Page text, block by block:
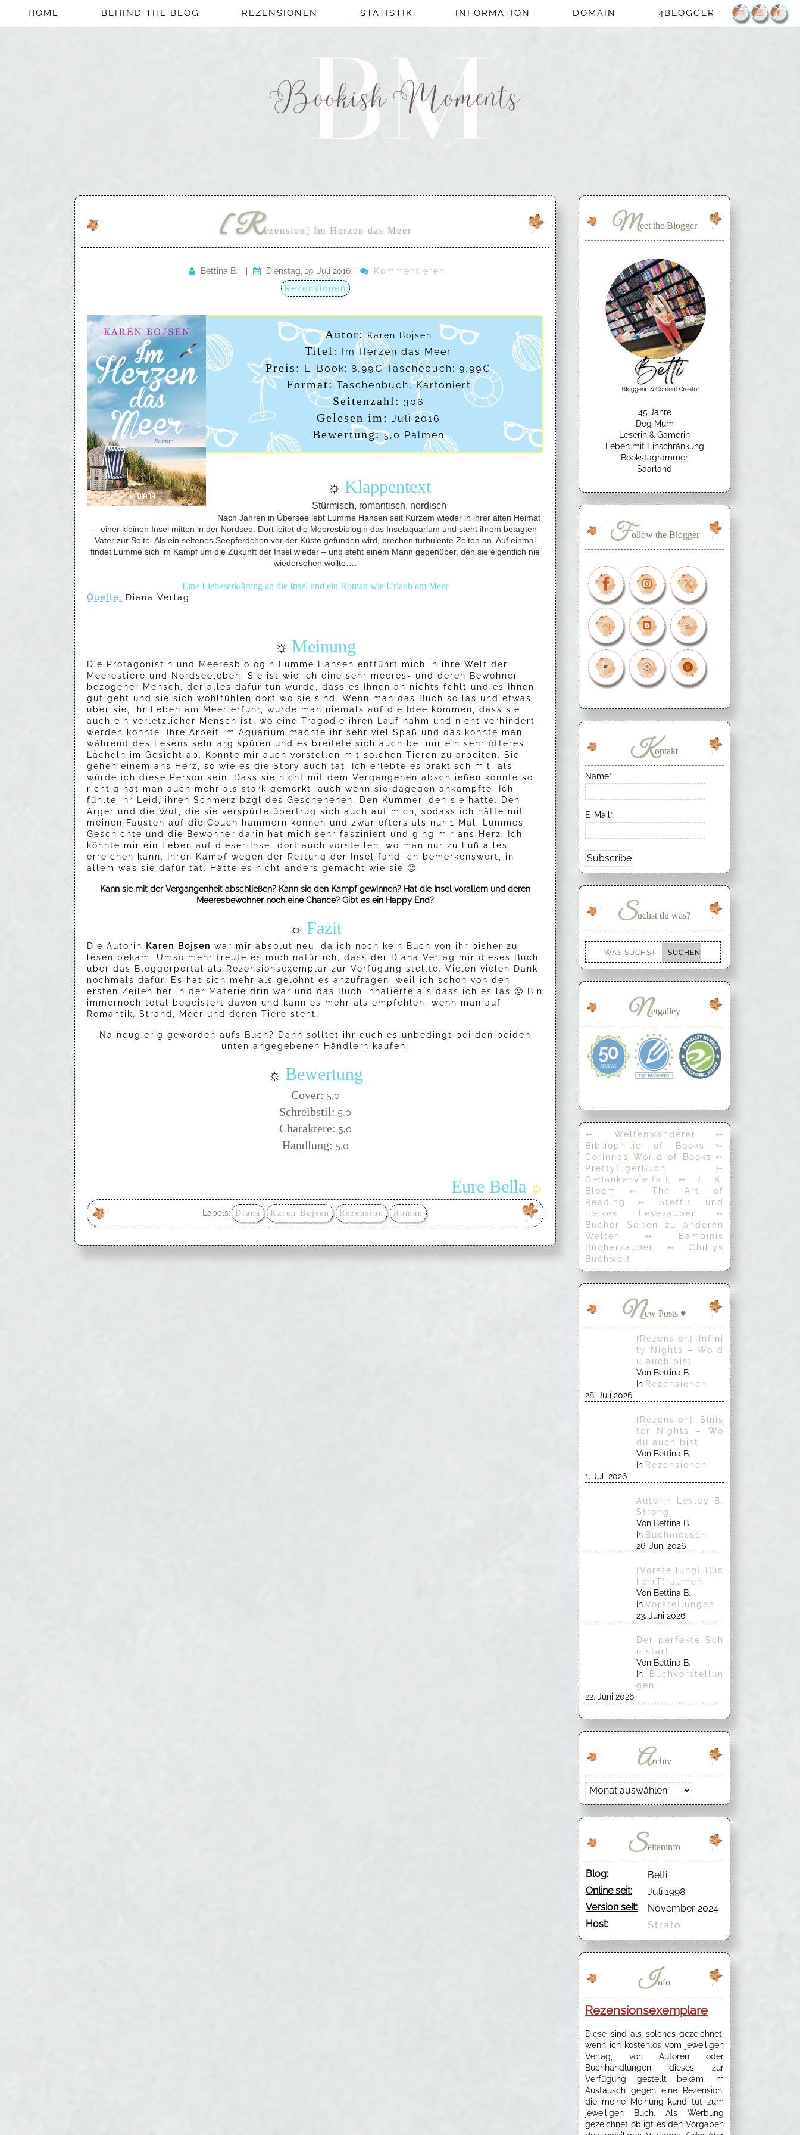
HOME BEHIND THE BLOG REZENSIONEN STATISTIK INFORMATION DOMAIN 4BLOGGER
[Rezension] Im Herzen das Meer
Bettina B. Dienstag, 19. Juli 2016
Kommentieren
Rezensionen
Autor: Karen Bojsen
Titel: Im Herzen das Meer
Preis: E-Book: 8,99€ Taschebuch: 9,99€
Format: Taschenbuch, Kartoniert
Seitenzahl: 306
Gelesen im: Juli 2016
Bewertung:5,0 Palmen
☼ Klappentext
Stürmisch, romantisch, nordisch
Nach Jahren in Übersee lebt Lumme Hansen seit Kurzem wieder in ihrer alten Heimat
– einer kleinen Insel mitten in der Nordsee. Dort leitet die Meeresbiologin das Inselaquarium und steht ihrem betagten
Vater zur Seite. Als ein seltenes Seepferdchen vor der Küste gefunden wird, brechen turbulente Zeiten an. Auf einmal
findet Lumme sich im Kampf um die Zukunft der Insel wieder – und steht einem Mann gegenüber, den sie eigentlich nie
wiedersehen wollte….
Eine Liebeserklärung an die Insel und ein Roman wie Urlaub am Meer
Quelle: Diana Verlag
☼ Meinung
Die Protagonistin und Meeresbiologin Lumme Hansen entführt mich in ihre Welt der
Meerestiere und Nordseeleben. Sie ist wie ich eine sehr meeres- und deren Bewohner
bezogener Mensch, der alles dafür tun würde, dass es Ihnen an nichts fehlt und es Ihnen
gut geht und sie sich wohlfühlen dort wo sie sind. Wenn man das Buch so las und etwas
über sie, ihr Leben am Meer erfuhr, würde man niemals auf die Idee kommen, dass sie
auch ein verletzlicher Mensch ist, wo eine Tragödie ihren Lauf nahm und nicht verhindert
werden konnte. Ihre Arbeit im Aquarium machte ihr sehr viel Spaß und das konnte man
während des Lesens sehr arg spüren und es breitete sich auch bei mir ein sehr öfteres
Lächeln im Gesicht ab. Könnte mir auch vorstellen mit solchen Tieren zu arbeiten. Sie
gehen einem ans Herz, so wie es die Story auch tat. Ich erlebte es praktisch mit, als
würde ich diese Person sein. Dass sie nicht mit dem Vergangenen abschließen konnte so
richtig hat man auch mehr als stark gemerkt, auch wenn sie dagegen ankämpfte. Ich
fühlte ihr Leid, ihren Schmerz bzgl des Geschehenen. Den Kummer, den sie hatte. Den
Ärger und die Wut, die sie verspürte übertrug sich auch auf mich, sodass ich hätte mit
meinen Fäusten auf die Couch hämmern können und zwar öfters als nur 1 Mal. Lummes
Geschichte und die Bewohner darin hat mich sehr fasziniert und ging mir ans Herz. Ich
könnte mir ein Leben auf dieser Insel dort auch vorstellen, wo man nur zu Fuß alles
erreichen kann. Ihren Kampf wegen der Rettung der Insel fand ich bemerkenswert, in
allem was sie dafür tat. Hätte es nicht anders gemacht wie sie 🙂
Kann sie mit der Vergangenheit abschließen? Kann sie den Kampf gewinnen? Hat die Insel vorallem und deren
Meeresbewohner noch eine Chance? Gibt es ein Happy End?
☼ Fazit
Die Autorin Karen Bojsen war mir absolut neu, da ich noch kein Buch von ihr bisher zu
lesen bekam. Umso mehr freute es mich natürlich, dass der Diana Verlag mir dieses Buch
über das Bloggerportal als Rezensionsexemplar zur Verfügung stellte. Vielen vielen Dank
nochmals dafür. Es hat sich mehr als gelohnt es anzufragen, weil ich schon von den
ersten Zeilen her in der Materie drin war und das Buch inhalierte als dass ich es las 🙂 Bin
immernoch total begeistert davon und kann es mehr als empfehlen, wenn man auf
Romantik, Strand, Meer und deren Tiere steht.
Na neugierig geworden aufs Buch? Dann solltet ihr euch es unbedingt bei den beiden
unten angegebenen Händlern kaufen.
☼ Bewertung
Cover: 5,0
Schreibstil: 5,0
Charaktere: 5,0
Handlung: 5,0
Eure Bella ☼
Labels: Diana Karen Bojsen Rezension Roman
Meet the Blogger
45 Jahre
Dog Mum
Leserin & Gamerin
Leben mit Einschränkung
Bookstagrammer
Saarland
Follow the Blogger
Kontakt
Name*
E-Mail*
Suchst du was?
Netgalley
➳ Weltenwanderer
➳
Bibliophilie of Books
➳
Corinnas World of Books
➳
PrettyTigerBuch
➳
Gedankenvielfalt
➳ J. K.
Bloom
➳ The Art of
Reading
➳ Steffis und
Heikes Lesezauber
➳
Bücher Seiten zu anderen
Welten
➳ Bambinis
Bücherzauber
➳ Chillys
Buchwelt
New Posts ♥
[Rezension] Infini
ty Nights – Wo d
u auch bist
Von Bettina B.
In Rezensionen
28. Juli 2026
[Rezension] Sinis
ter Nights – Wo
du auch bist
Von Bettina B.
In Rezensionen
1. Juli 2026
Autorin Lesley B.
Strong
Von Bettina B.
In Buchmessen
26. Juni 2026
[Vorstellung] Büc
her(T)räumen
Von Bettina B.
In Vorstellungen
23. Juni 2026
Der perfekte Sch
ulstart
Von Bettina B.
In
Buchvorstellun
gen
22. Juni 2026
Archiv
Archiv
Seiteninfo
Blog:
Betti
Online seit:
Juli 1998
Version seit:
November 2024
Host:
Strato
Info
Rezensionsexemplare
Diese sind als solches gezeichnet,
wenn ich kostenlos vom jeweiligen
Verlag, von Autoren oder
Buchhandlungen dieses zur
Verfügung gestellt bekam im
Austausch gegen eine Rezension,
die meine Meinung kund tut zum
jeweiligen Buch. Als Werbung
gezeichnet obligt es den Vorgaben